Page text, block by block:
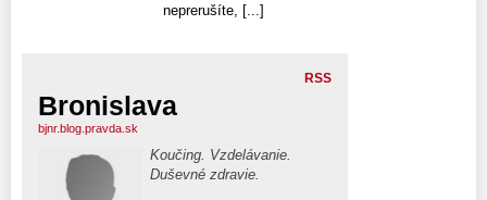
neprerušíte, [...]
RSS
Bronislava
bjnr.blog.pravda.sk
Koučing. Vzdelávanie.
Duševné zdravie.